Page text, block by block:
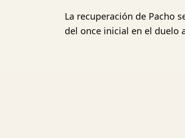
La recuperación de Pacho
del once inicial en el duelo